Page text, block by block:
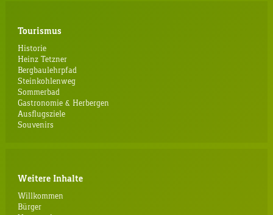
Tourismus
Historie
Heinz Tetzner
Bergbaulehrpfad
Steinkohlenweg
Sommerbad
Gastronomie & Herbergen
Ausflugsziele
Souvenirs
Weitere Inhalte
Willkommen
Bürger